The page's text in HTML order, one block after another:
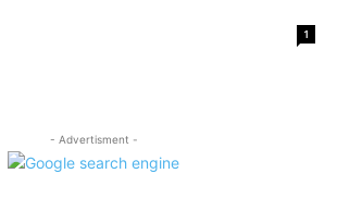
1
- Advertisment -